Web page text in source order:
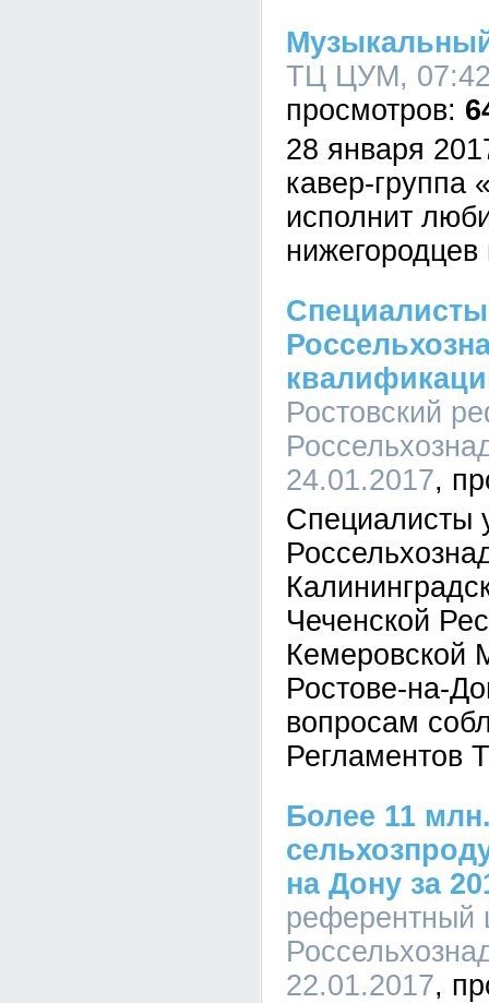
ТЦ ЦУМ,
28 января
кавер-группа
исполнит
Специалисты
Ростовский
24.01.2017
Специалисты
Чеченской
Кемеровской
Ростове-на-
вопросам
Регламентов
Более 11
на Дону за
референтный
22.01.2017